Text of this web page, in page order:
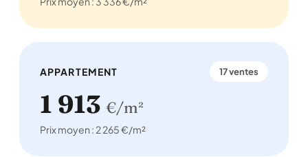
APPARTEMENT 17 ventes
1 913 €/m²
Prix moyen : 2 265 €/m²